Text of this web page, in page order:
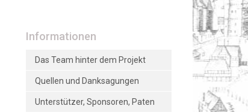
Informationen
Das Team hinter dem Projekt
Quellen und Danksagungen
Unterstützer, Sponsoren, Paten